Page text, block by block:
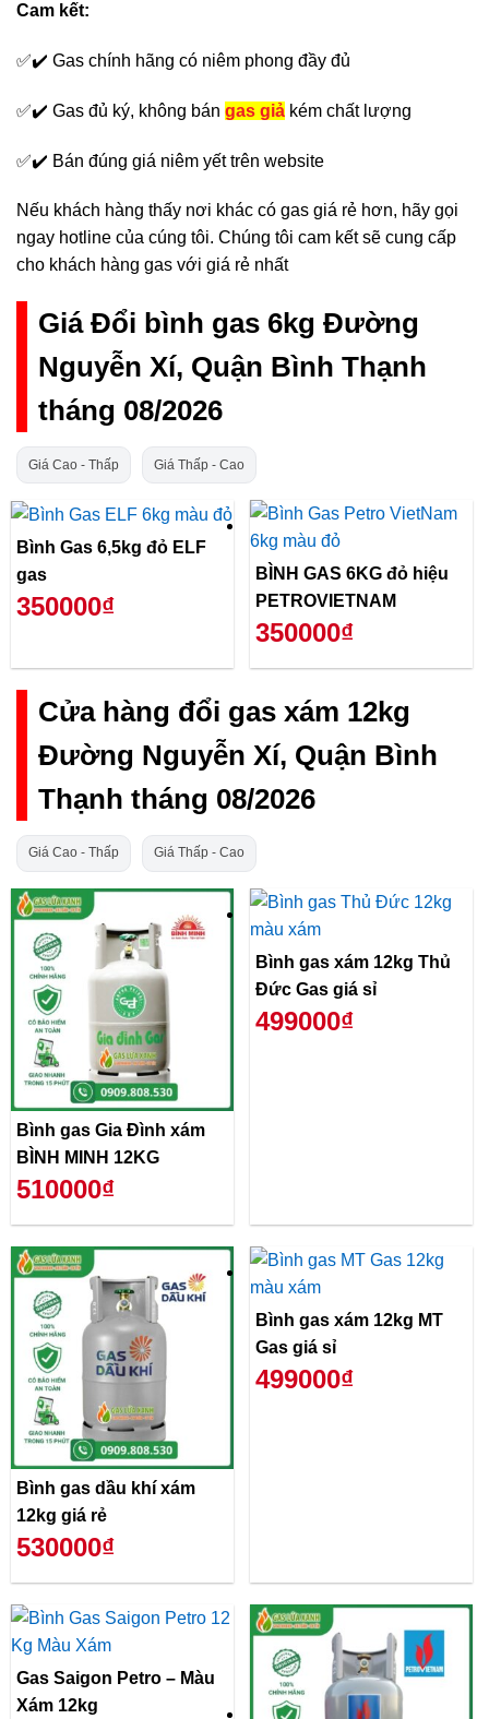
Cam kết:
✅✔️ Gas chính hãng có niêm phong đầy đủ
✅✔️ Gas đủ ký, không bán gas giả kém chất lượng
✅✔️ Bán đúng giá niêm yết trên website
Nếu khách hàng thấy nơi khác có gas giá rẻ hơn, hãy gọi
ngay hotline của cúng tôi. Chúng tôi cam kết sẽ cung cấp
cho khách hàng gas với giá rẻ nhất
Giá Đổi bình gas 6kg Đường
Nguyễn Xí, Quận Bình Thạnh
tháng 08/2026
Giá Cao - Thấp Giá Thấp - Cao
Bình Gas 6,5kg đỏ ELF
gas
350000₫
BÌNH GAS 6KG đỏ hiệu
PETROVIETNAM
350000₫
Cửa hàng đổi gas xám 12kg
Đường Nguyễn Xí, Quận Bình
Thạnh tháng 08/2026
Giá Cao - Thấp Giá Thấp - Cao
Bình gas Gia Đình xám
BÌNH MINH 12KG
510000₫
Bình gas xám 12kg Thủ
Đức Gas giá sỉ
499000₫
Bình gas dầu khí xám
12kg giá rẻ
530000₫
Bình gas xám 12kg MT
Gas giá sỉ
499000₫
Gas Saigon Petro – Màu
Xám 12kg